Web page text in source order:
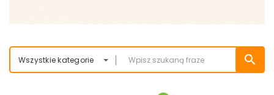
Wszystkie kategorie search